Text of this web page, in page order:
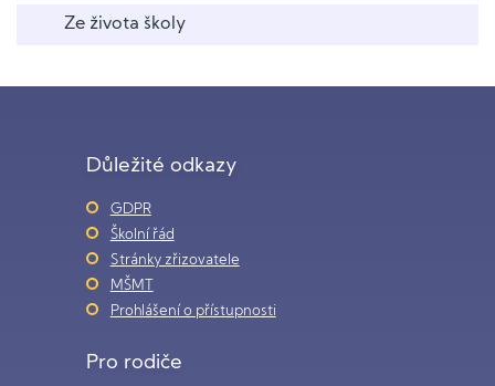
Ze života školy
Důležité odkazy
GDPR
Školní řád
Stránky zřizovatele
MŠMT
Prohlášení o přístupnosti
Pro rodiče